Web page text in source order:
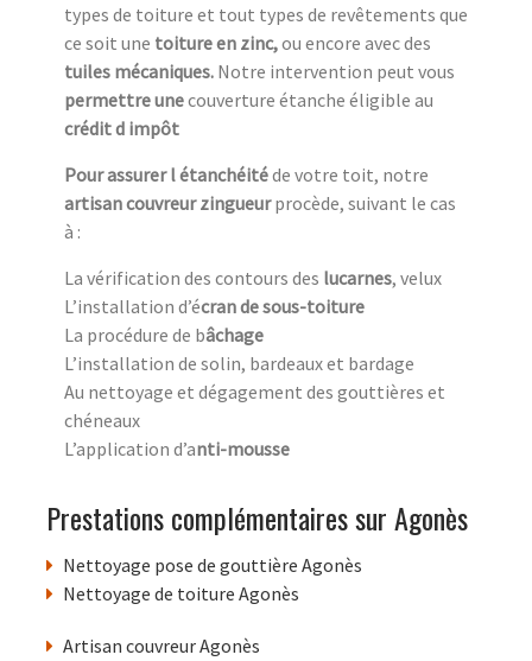
types de toiture et tout types de revêtements que
ce soit une toiture en zinc,ou encore avec des
tuiles mécaniques. Notre intervention peut vous
permettre unecouverture étanche éligible au
crédit d impôt
Pour assurer l étanchéitéde votre toit, notre
artisan couvreur zingueurprocède, suivant le cas
à :
La vérification des contours des lucarnes, velux
L’installation d’écran de sous-toiture
La procédure de bâchage
L’installation de solin, bardeaux et bardage
Au nettoyage et dégagement des gouttières et
chéneaux
L’application d’anti-mousse
Prestations complémentaires sur Agonès
Nettoyage pose de gouttière Agonès
Nettoyage de toiture Agonès
Artisan couvreur Agonès